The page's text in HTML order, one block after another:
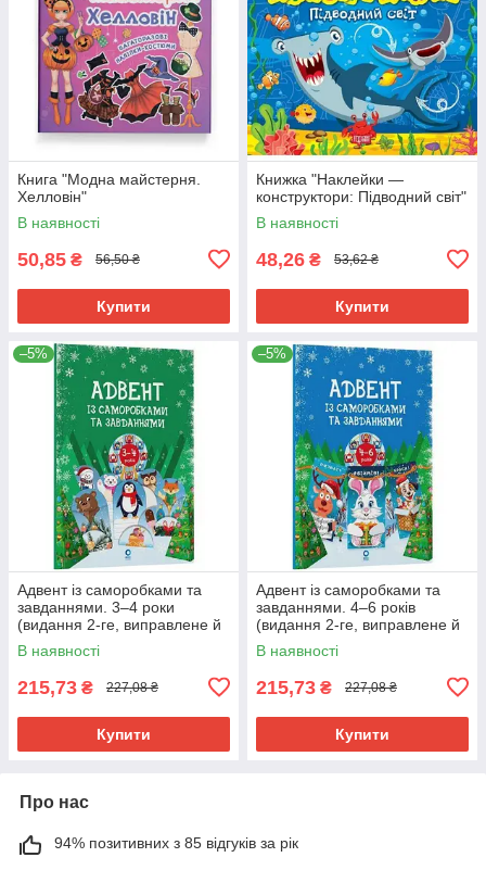
Книга "Модна майстерня.
Хелловін"
В наявності
50,85 ₴ 56,50 ₴
Купити
Книжка "Наклейки —
конструктори: Підводний світ"
В наявності
48,26 ₴ 53,62 ₴
Купити
–5%
Адвент із саморобками та
завданнями. 3–4 роки
(видання 2-ге, виправлене й
перероблене)
В наявності
215,73 ₴ 227,08 ₴
Купити
–5%
Адвент із саморобками та
завданнями. 4–6 років
(видання 2-ге, виправлене й
перероблене)
В наявності
215,73 ₴ 227,08 ₴
Купити
Про нас
94% позитивних з 85 відгуків за рік